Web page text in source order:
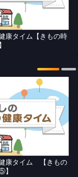
康タイム【きもの時
康タイム 【きもの
】